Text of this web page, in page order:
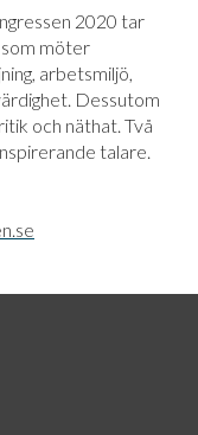
2020 tar
möter
arbetsmiljö,
Dessutom
och näthat. Två
talare.